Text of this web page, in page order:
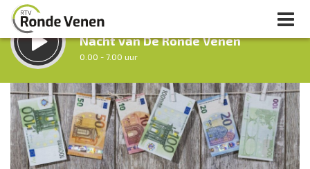
LUISTER LIVE:
Nacht van De Ronde Venen
0.00 - 7.00 uur
STRAKS:
Ochtendronde
7.00 - 12.00 uur
Vorig uur
uur 1 van 0 Volgend uur
Inklappen